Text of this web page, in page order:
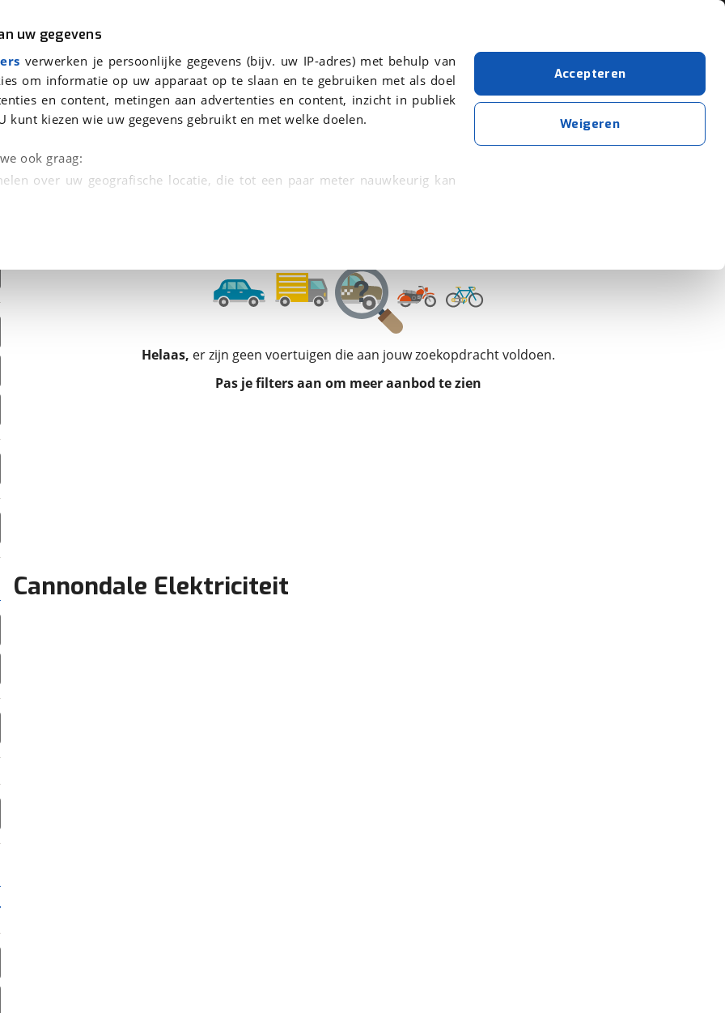
uw gegevens
verwerken je persoonlijke gegevens (bijv. uw IP-adres) met behulp van
om informatie op uw apparaat op te slaan en te gebruiken met als doel
en content, metingen aan advertenties en content, inzicht in publiek
kunt kiezen wie uw gegevens gebruikt en met welke doelen.
ook graag:
over uw geografische locatie, die tot een paar meter nauwkeurig kan
uw toestemming op elk moment wijzigen of intrekken in de
technieken zorgen we voor een betere en meer persoonlijke ervaring.
ervoor dat de website goed werkt. Ook gebruiken we analytische cookies
We tonen je graag relevante advertenties en gebruiken daarvoor
op en buiten onze website volgt – uiteraard op anonieme basis. Meer
en privacyverklaring
cookies. Je voorkeuren kun je later altijd aanpassen via de
Accepteren
Weigeren
Helaas, er zijn geen voertuigen die aan jouw zoekopdracht voldoen.
Pas je filters aan om meer aanbod te zien
Cannondale Elektriciteit